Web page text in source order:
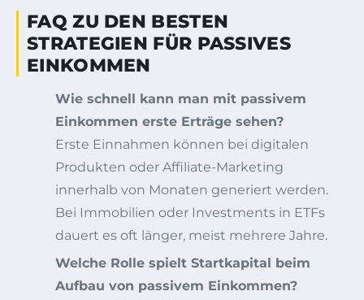
FAQ ZU DEN BESTEN
STRATEGIEN FÜR PASSIVES
EINKOMMEN
Wie schnell kann man mit passivem
Einkommen erste Erträge sehen?
Erste Einnahmen können bei digitalen
Produkten oder Affiliate-Marketing
innerhalb von Monaten generiert werden.
Bei Immobilien oder Investments in ETFs
dauert es oft länger, meist mehrere Jahre.
Welche Rolle spielt Startkapital beim
Aufbau von passivem Einkommen?